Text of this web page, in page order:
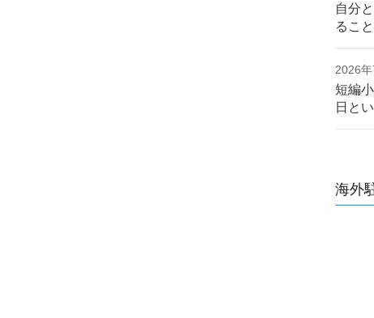
自分
るこ
2026
短編
日と
海外